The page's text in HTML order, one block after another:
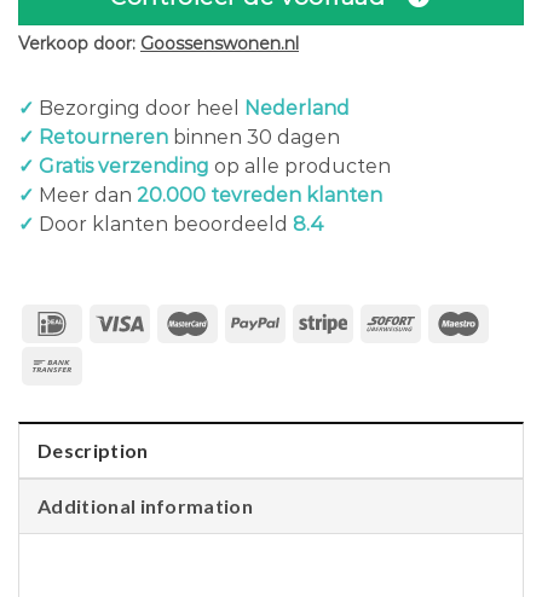
Verkoop door: Goossenswonen.nl
✓ Bezorging door heel
Nederland
✓ Retourneren binnen 30 dagen
✓ Gratis verzending op alle producten
✓ Meer dan 20.000 tevreden klanten
✓ Door klanten beoordeeld 8.4
Description
Additional information